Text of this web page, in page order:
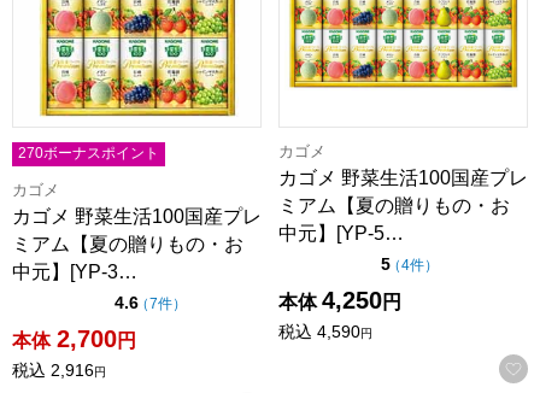
270ボーナスポイント
カゴメ
カゴメ 野菜生活100国産プレ
ミアム【夏の贈りもの・お
中元】[YP-3…
4.6点（5点満点中）
（7件の評価
）
本体 2,700円
税込 2,916円
カゴメ
カゴメ 野菜生活100国産プレ
ミアム【夏の贈りもの・お
中元】[YP-5…
5点（5点満点中）
（4件の評価
）
本体 4,250円
税込 4,590円